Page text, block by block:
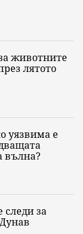
животните
лятото
уязвима е
вълна?
за